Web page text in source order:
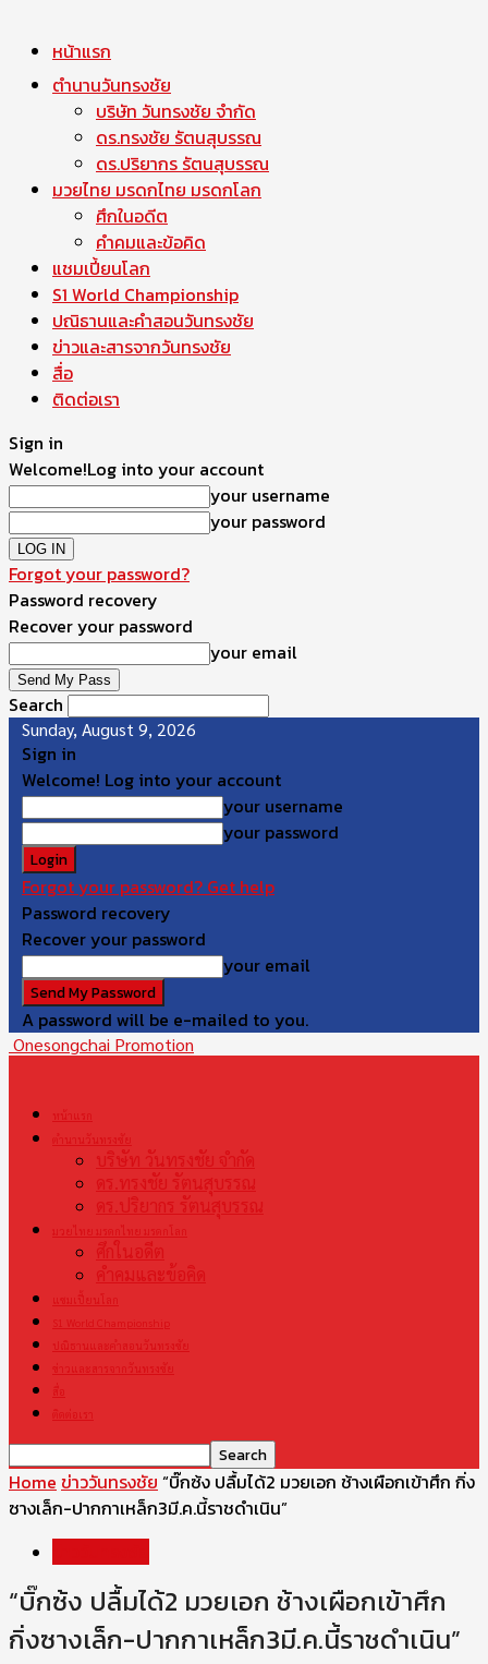
หน้าแรก
ตำนานวันทรงชัย
บริษัท วันทรงชัย จำกัด
ดร.ทรงชัย รัตนสุบรรณ
ดร.ปริยากร รัตนสุบรรณ
มวยไทย มรดกไทย มรดกโลก
ศึกในอดีต
คำคมและข้อคิด
แชมเปี้ยนโลก
S1 World Championship
ปณิธานและคำสอนวันทรงชัย
ข่าวและสารจากวันทรงชัย
สื่อ
ติดต่อเรา
Sign in
Welcome!Log into your account
your username
your password
Forgot your password?
Password recovery
Recover your password
your email
Search
Sunday, August 9, 2026
Sign in
Welcome! Log into your account
your username
your password
Forgot your password? Get help
Password recovery
Recover your password
your email
A password will be e-mailed to you.
Onesongchai Promotion
หน้าแรก
ตำนานวันทรงชัย
บริษัท วันทรงชัย จำกัด
ดร.ทรงชัย รัตนสุบรรณ
ดร.ปริยากร รัตนสุบรรณ
มวยไทย มรดกไทย มรดกโลก
ศึกในอดีต
คำคมและข้อคิด
แชมเปี้ยนโลก
S1 World Championship
ปณิธานและคำสอนวันทรงชัย
ข่าวและสารจากวันทรงชัย
สื่อ
ติดต่อเรา
Home ข่าววันทรงชัย “บิ๊กซ้ง ปลื้มได้2 มวยเอก ช้างเผือกเข้าศึก กิ่ง
ซางเล็ก-ปากกาเหล็ก3มี.ค.นี้ราชดำเนิน”
“บิ๊กซ้ง ปลื้มได้2 มวยเอก ช้างเผือกเข้าศึก
กิ่งซางเล็ก-ปากกาเหล็ก3มี.ค.นี้ราชดำเนิน”